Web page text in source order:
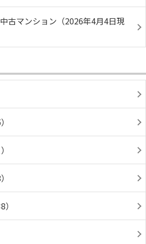
古マンション（2026年4月4日現